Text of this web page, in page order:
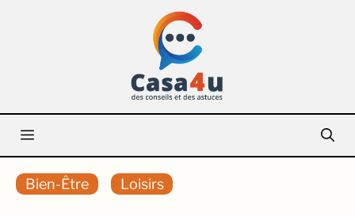
Menu
Bien-Être Loisirs